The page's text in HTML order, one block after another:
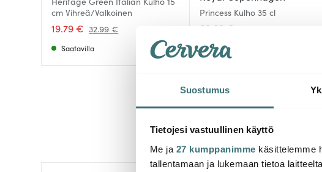
Suostumus
Tietojesi vastuullinen käyttö
Me ja 27 kumppanimme käsittelemme
tallentamaan ja lukemaan tietoa
cm Vihreä/Valkoinen
19.79 € 32.99 €
Saatavilla
Princess Kulho 35 cl
69.00 €
Saatavilla